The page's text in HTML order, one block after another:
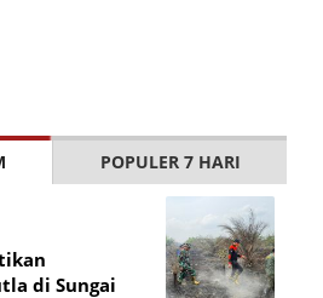
POPULER 7 HARI
di Sungai